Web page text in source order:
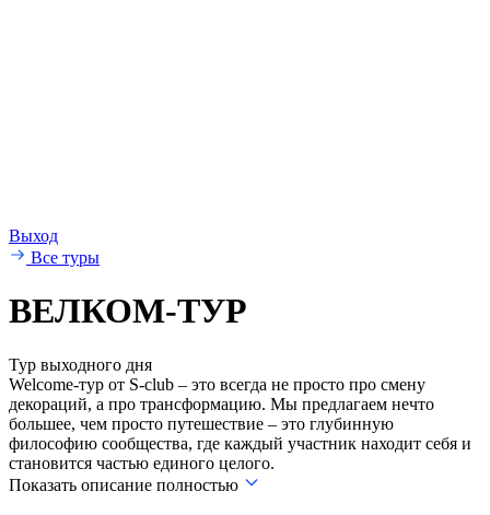
Выход
Все туры
ВЕЛКОМ-ТУР
Тур выходного дня
Welcome-тур от S-club – это всегда не просто про смену
декораций, а про трансформацию. Мы предлагаем нечто
большее, чем просто путешествие – это глубинную
философию сообщества, где каждый участник находит себя и
становится частью единого целого.
Показать описание полностью